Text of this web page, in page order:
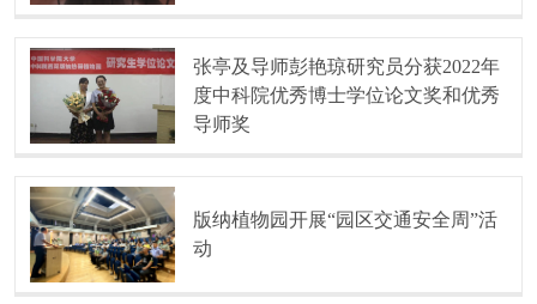
张亭及导师彭艳琼研究员分获2022年
度中科院优秀博士学位论文奖和优秀
导师奖
版纳植物园开展“园区交通安全周”活
动